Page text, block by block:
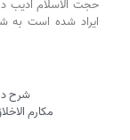
ایراد شده است به
شرح
مکارم